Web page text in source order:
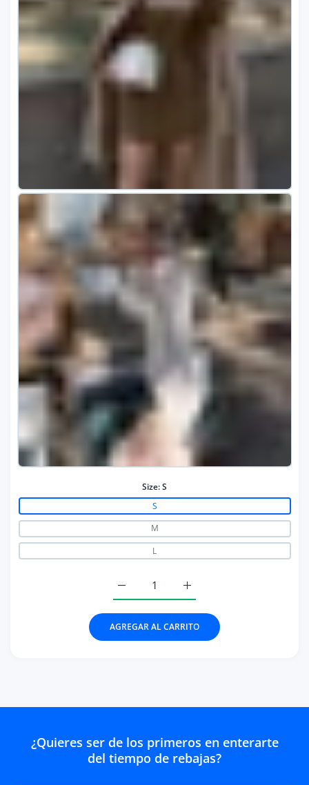
Size:S
S
M
L
Aumentar cantidad para
Aumentar cantidad para Ruched Solid
AGREGAR AL CARRITO
¿Quieres ser de los primeros en enterarte
del tiempo de rebajas?